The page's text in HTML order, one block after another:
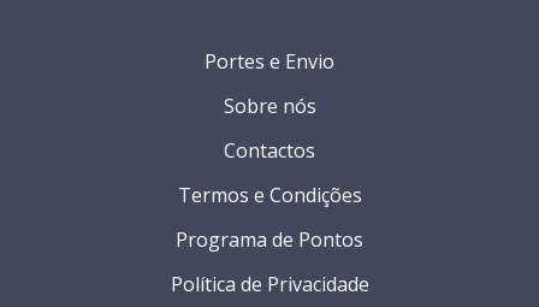
Portes e Envio
Sobre nós
Contactos
Termos e Condições
Programa de Pontos
Política de Privacidade